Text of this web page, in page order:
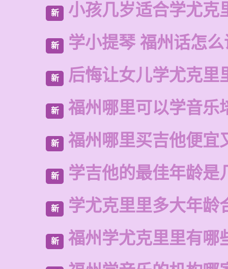
新 小孩几岁适合学尤克
新 学小提琴 福州话怎
新 后悔让女儿学尤克里
新 福州哪里可以学音乐
新 福州哪里买吉他便宜
新 学吉他的最佳年龄是
新 学尤克里里多大年龄
新 福州学尤克里里有哪